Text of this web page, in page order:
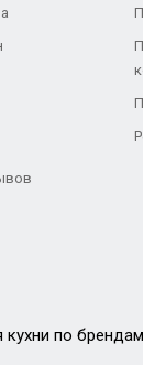
кухни по брендам